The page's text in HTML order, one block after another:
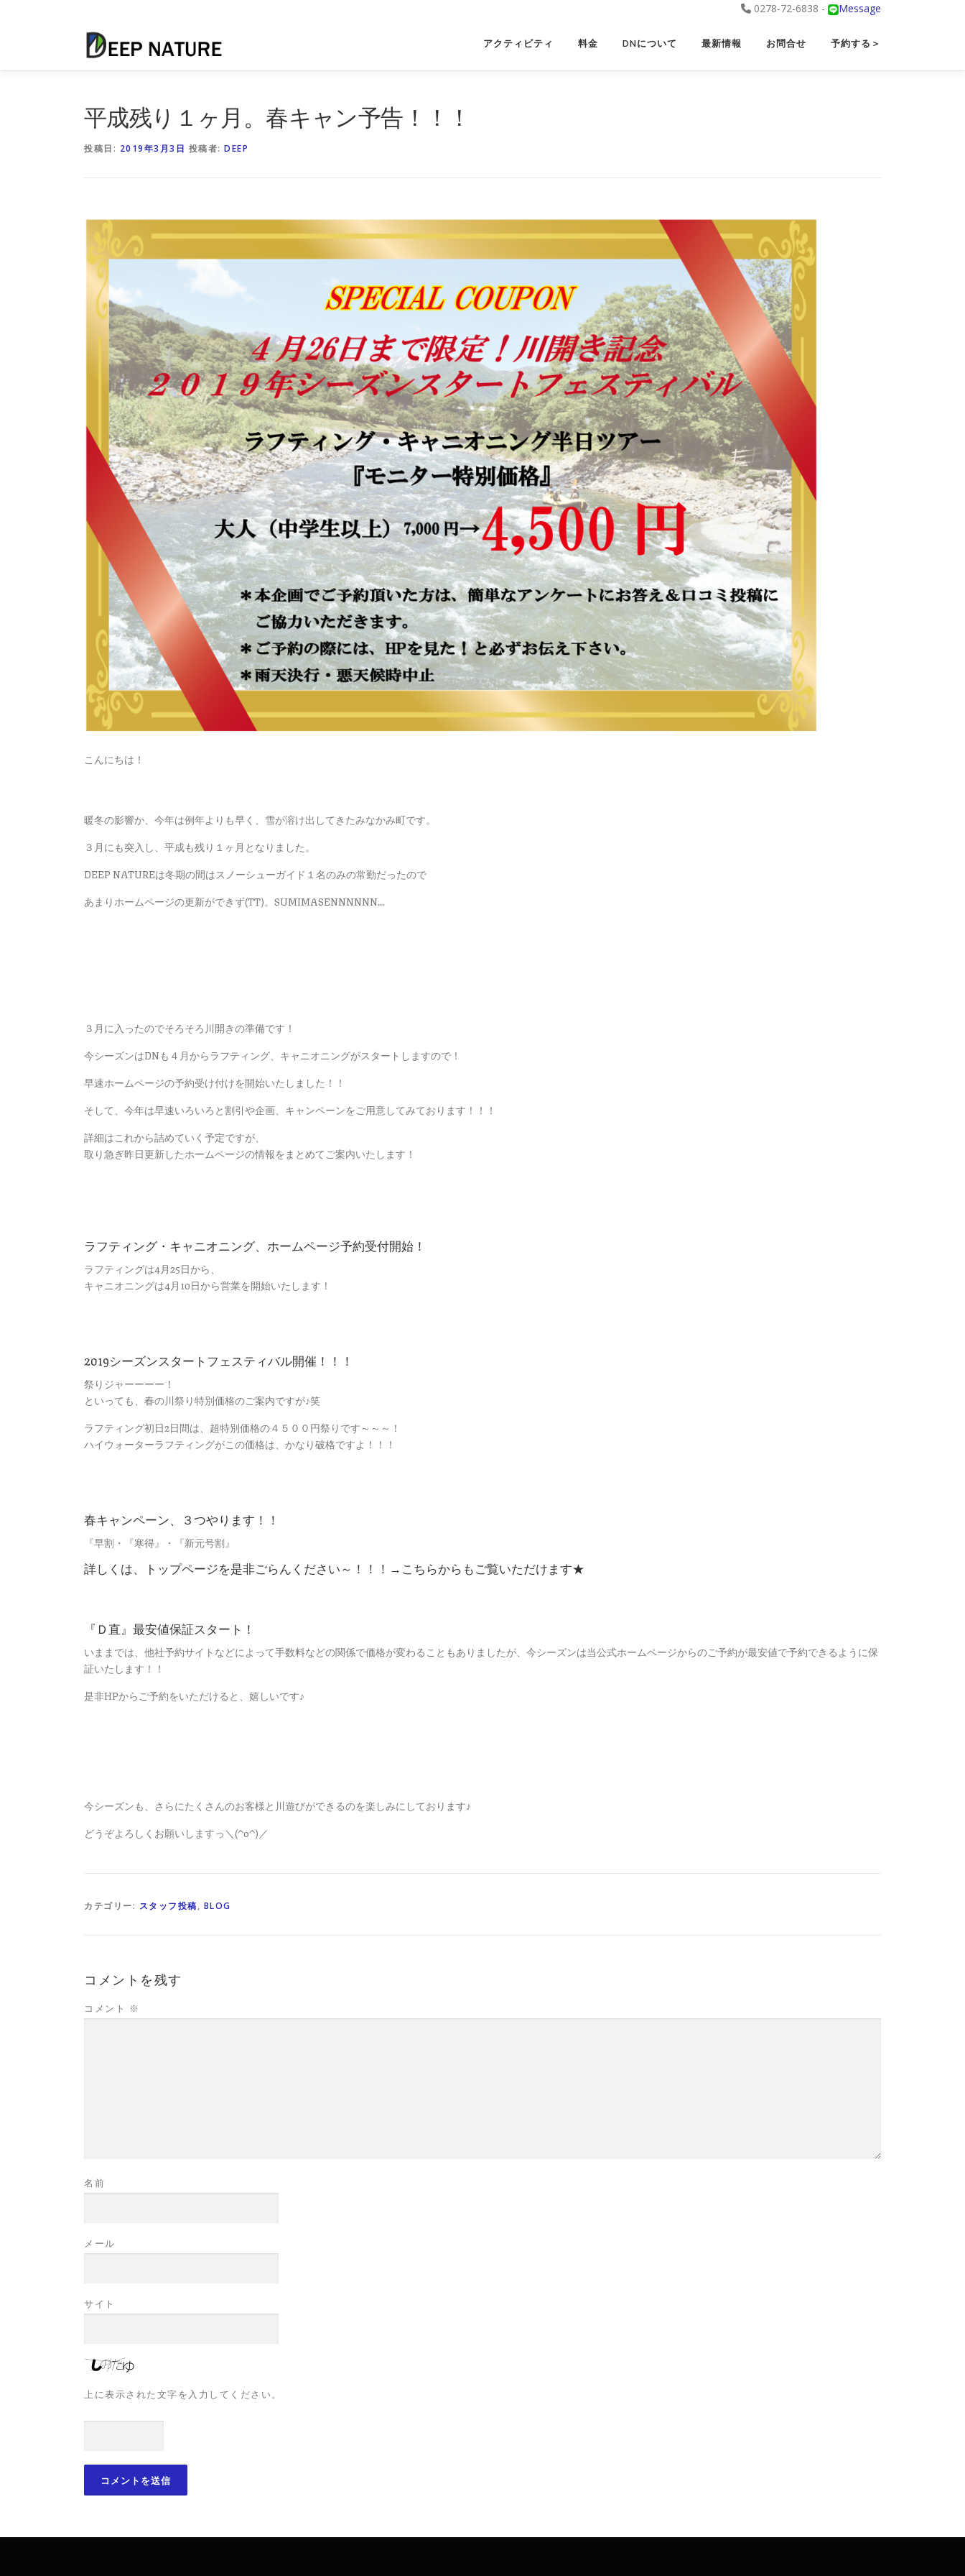
0278-72-6838 -
Message
ン
アクティビティ 料金 DNについて 最新情報 お問合せ 予約する＞
平成残り１ヶ月。春キャン予告！！！
投稿日: 2019年3月3日 投稿者: DEEP
こんにちは！
暖冬の影響か、今年は例年よりも早く、雪が溶け出してきたみなかみ町です。
３月にも突入し、平成も残り１ヶ月となりました。
DEEP NATUREは冬期の間はスノーシューガイド１名のみの常勤だったので
あまりホームページの更新ができず(TT)。SUMIMASENNNNNN…
３月に入ったのでそろそろ川開きの準備です！
今シーズンはDNも４月からラフティング、キャニオニングがスタートしますので！
早速ホームページの予約受け付けを開始いたしました！！
そして、今年は早速いろいろと割引や企画、キャンペーンをご用意してみております！！！
詳細はこれから詰めていく予定ですが、
取り急ぎ昨日更新したホームページの情報をまとめてご案内いたします！
ラフティング・キャニオニング、ホームページ予約受付開始！
ラフティングは4月25日から、
キャニオニングは4月10日から営業を開始いたします！
2019シーズンスタートフェスティバル開催！！！
祭りジャーーーー！
といっても、春の川祭り特別価格のご案内ですが♪笑
ラフティング初日2日間は、超特別価格の４５００円祭りです～～～！
ハイウォーターラフティングがこの価格は、かなり破格ですよ！！！
春キャンペーン、３つやります！！
『早割・『寒得』・『新元号割』
詳しくは、トップページを是非ごらんください～！！！ →こちらからもご覧いただけます★
『Ｄ直』最安値保証スタート！
いままでは、他社予約サイトなどによって手数料などの関係で価格が変わることもありましたが、今シーズンは当公式ホームページからのご予約が最安値で予約できるように保
証いたします！！
是非HPからご予約をいただけると、嬉しいです♪
今シーズンも、さらにたくさんのお客様と川遊びができるのを楽しみにしております♪
どうぞよろしくお願いしますっ＼(^o^)／
カテゴリー: スタッフ投稿, BLOG
コメントを残す
コメント ※
名前
メール
サイト
上に表示された文字を入力してください。